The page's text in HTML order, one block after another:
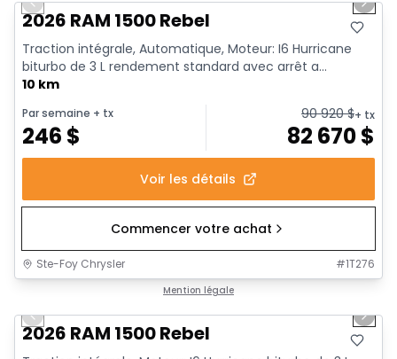
Previous slide Next
2026 RAM 1500 Rebel
Traction intégrale, Automatique, Moteur: I6 Hurricane
biturbo de 3 L rendement standard avec arrêt a...
10 km
Par semaine + tx
246 $
90 920$+ tx
82 670$
Voir les détails
Commencer votre achat
Ste-Foy Chrysler #1T276
Mention légale
Previous slide Next
2026 RAM 1500 Rebel